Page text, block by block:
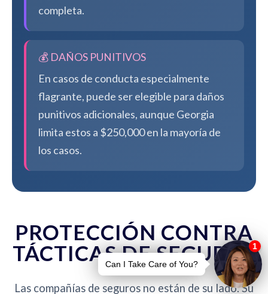
completa.
💰 DAÑOS PUNITIVOS
En casos de conducta especialmente
flagrante, puede ser elegible para daños
punitivos adicionales, aunque Georgia
limita estos a $250,000 en la mayoría de
los casos.
PROTECCIÓN CONTRA
TÁCTICAS DE SEGUROS
Las compañías de seguros no están de su lado. Su